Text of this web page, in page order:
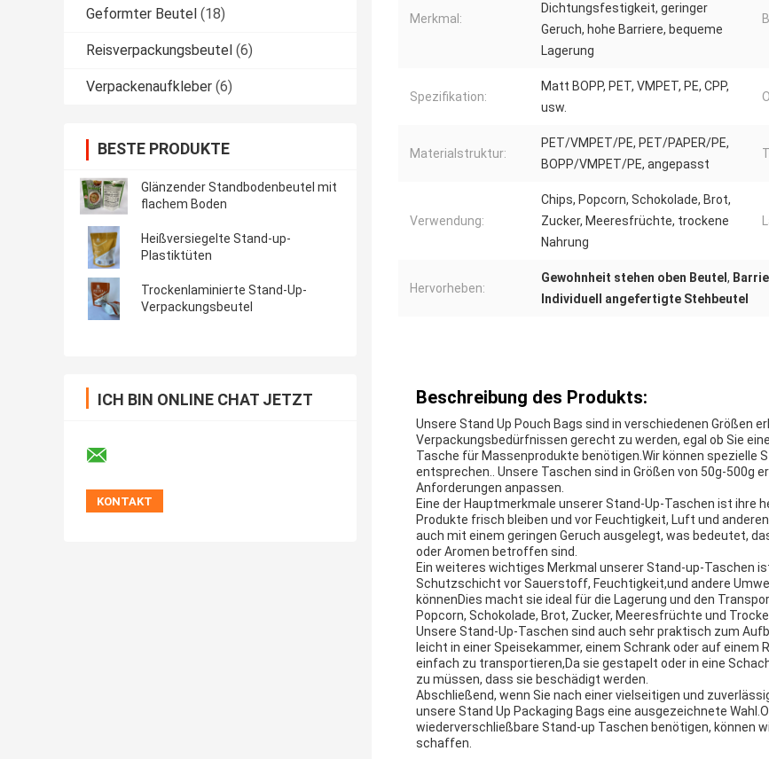
Geformter Beutel (18)
Reisverpackungsbeutel (6)
Verpackenaufkleber (6)
BESTE PRODUKTE
Glänzender Standbodenbeutel mit
flachem Boden
Heißversiegelte Stand-up-
Plastiktüten
Trockenlaminierte Stand-Up-
Verpackungsbeutel
ICH BIN ONLINE CHAT JETZT
Merkmal:
Dichtungsfestigkeit, geringer
Geruch, hohe Barriere, bequeme
Lagerung
Spezifikation:
Matt BOPP, PET, VMPET, PE, CPP,
usw.
Materialstruktur:
PET/VMPET/PE, PET/PAPER/PE,
BOPP/VMPET/PE, angepasst
Verwendung:
Chips, Popcorn, Schokolade, Brot,
Zucker, Meeresfrüchte, trockene
Nahrung
Hervorheben:
Gewohnheit stehen oben Beutel ,
Individuell angefertigte Stehbeutel
Beschreibung des Produkts:
Unsere Stand Up Pouch Bags sind in verschiedenen Größen
Verpackungsbedürfnissen gerecht zu werden, egal ob Sie
Tasche für Massenprodukte benötigen.Wir können spezielle
entsprechen.. Unsere Taschen sind in Größen von 50g-500g
Anforderungen anpassen.
Eine der Hauptmerkmale unserer Stand-Up-Taschen ist
Produkte frisch bleiben und vor Feuchtigkeit, Luft und
auch mit einem geringen Geruch ausgelegt, was bedeutet,
oder Aromen betroffen sind.
Ein weiteres wichtiges Merkmal unserer Stand-up-Taschen
Schutzschicht vor Sauerstoff, Feuchtigkeit,und andere
könnenDies macht sie ideal für die Lagerung und den
Popcorn, Schokolade, Brot, Zucker, Meeresfrüchte und
Unsere Stand-Up-Taschen sind auch sehr praktisch zum
leicht in einer Speisekammer, einem Schrank oder auf
einfach zu transportieren,Da sie gestapelt oder in eine
zu müssen, dass sie beschädigt werden.
Abschließend, wenn Sie nach einer vielseitigen und
unsere Stand Up Packaging Bags eine ausgezeichnete
wiederverschließbare Stand-up Taschen benötigen, können
schaffen.